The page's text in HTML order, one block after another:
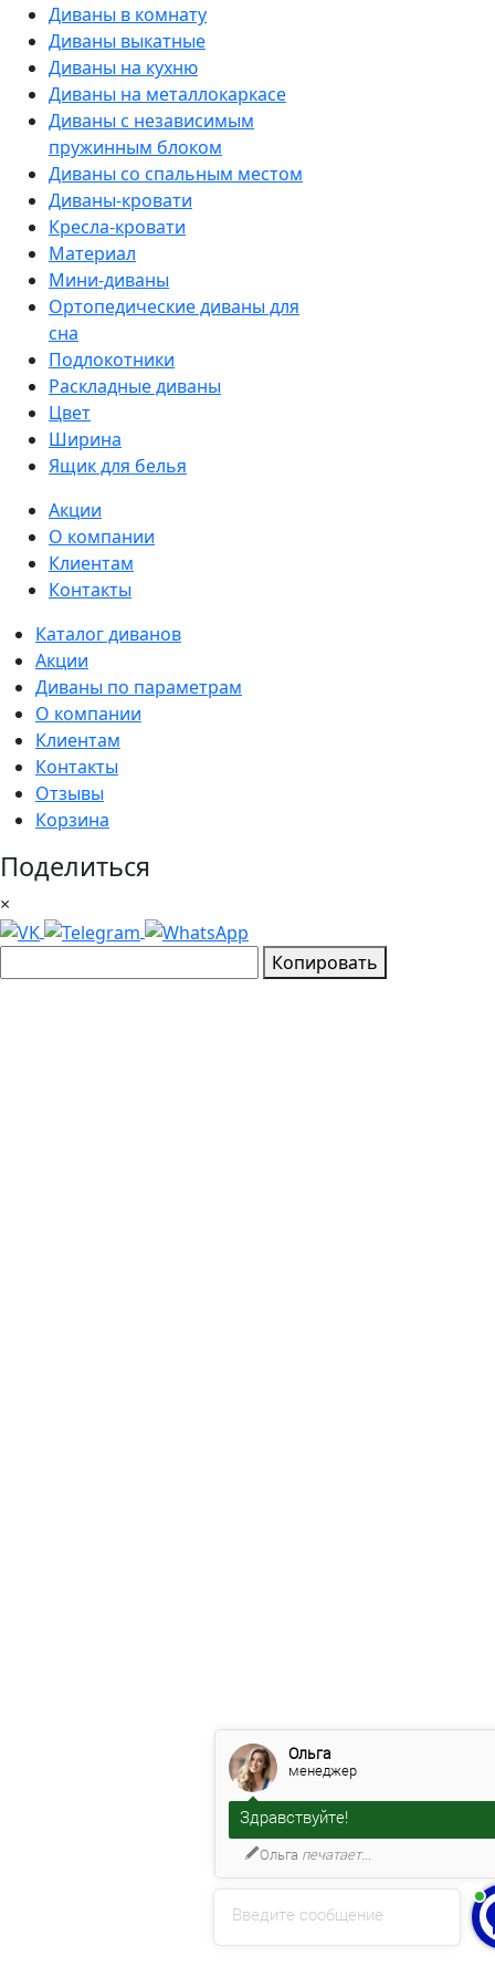
Диваны в комнату
Диваны выкатные
Диваны на кухню
Диваны на металлокаркасе
Диваны с независимым
пружинным блоком
Диваны со спальным местом
Диваны-кровати
Кресла-кровати
Материал
Мини-диваны
Ортопедические диваны для
сна
Подлокотники
Раскладные диваны
Цвет
Ширина
Ящик для белья
Акции
О компании
Клиентам
Контакты
Каталог диванов
Акции
Диваны по параметрам
О компании
Клиентам
Контакты
Отзывы
Корзина
Поделиться
×
Копировать
Введите сообщение
Ольга
менеджер
Здравствуйте!
Ольга печатает...